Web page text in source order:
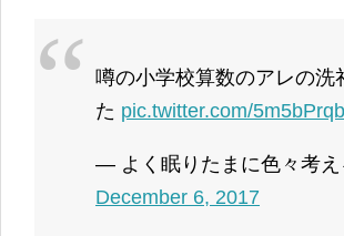
噂の小学校算数のアレの
た pic.twitter.com/
— よく眠りたまに色々考
December 6, 2017